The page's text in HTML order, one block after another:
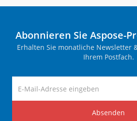
Abonnieren Sie Aspose-
Erhalten Sie monatliche Newsletter
Ihrem Postfach.
Absenden